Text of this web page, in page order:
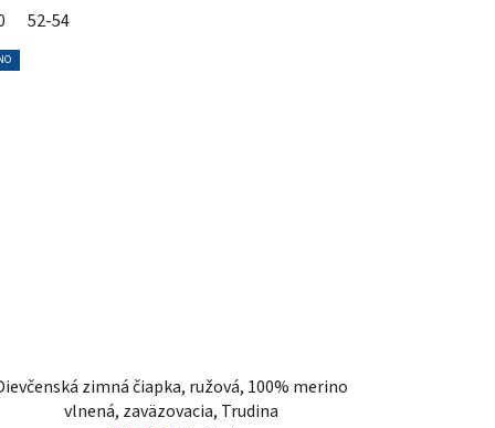
52-54
zimná čiapka, ružová, 100% merino
vlnená, zaväzovacia, Trudina